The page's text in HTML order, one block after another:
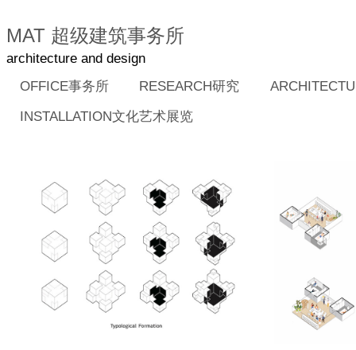
MAT 超级建筑事务所
architecture and design
OFFICE事务所
RESEARCH研究
INSTALLATION文化艺术展览